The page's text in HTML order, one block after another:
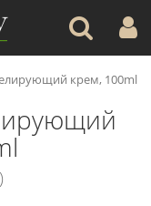
крем, 100ml